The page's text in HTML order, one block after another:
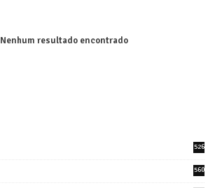
Nenhum resultado encontrado
526
560